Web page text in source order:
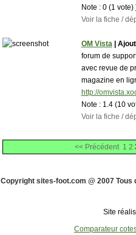
Note : 0 (1 vote)
Voir la fiche /
OM Vista|
forum de
avec revue de
magazine en
http://
Note : 1.4 (10
Voir la fiche /
<< Précédent 1 2
Copyright sites-foot.com @ 2007
Site
Comparateur